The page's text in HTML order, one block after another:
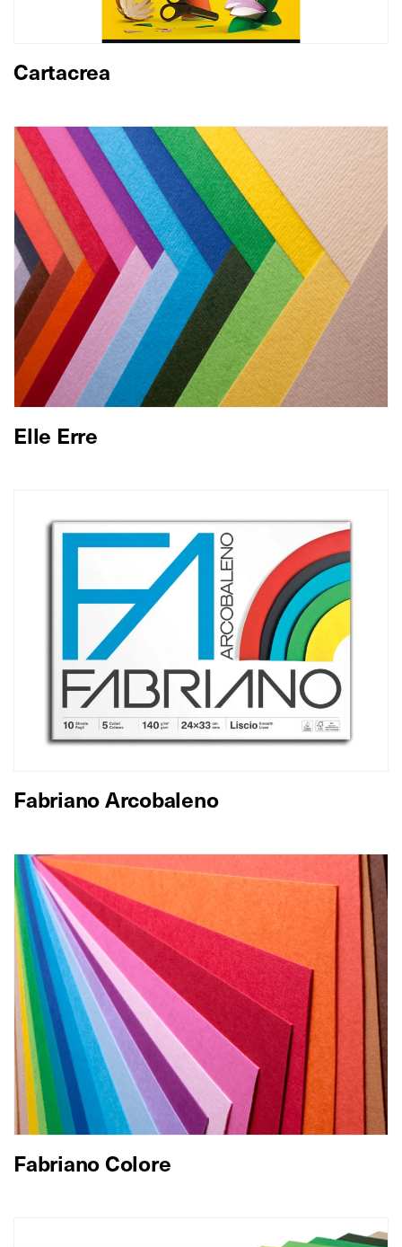
Cartacrea
Elle Erre
Fabriano Arcobaleno
Fabriano Colore